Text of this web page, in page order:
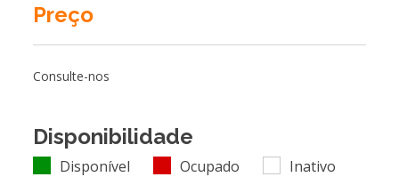
Preço
Consulte-nos
Disponibilidade
Disponível Ocupado Inativo